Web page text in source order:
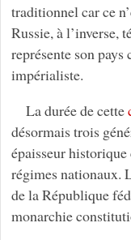
traditionnel car ce
Russie, à l’inverse,
représente son
impérialiste.
La durée de cette
désormais trois
épaisseur
régimes nationaux.
de la République
monarchie